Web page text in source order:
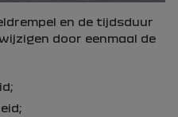
en de tijdsduur
door eenmaal de